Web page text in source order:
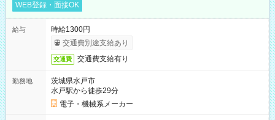
WEB登録・面接OK
給与
時給1300円
交通費別途支給あり
交通費 交通費支給有り
勤務地
茨城県水戸市
水戸駅から徒歩29分
電子・機械系メーカー